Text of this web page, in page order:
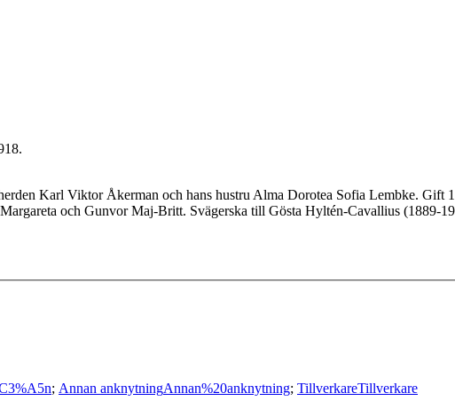
Karl Viktor Åkerman och hans hustru Alma Dorotea Sofia Lembke. Gift
och Gunvor Maj-Britt. Svägerska till Gösta Hyltén-Cavallius (1889-
; Annan anknytningAnnan%20anknytning; TillverkareTillverkare